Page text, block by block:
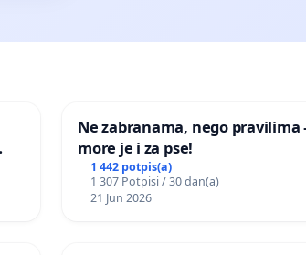
Ne zabranama, nego
more je i za pse!
1 442 potpis(a)
1 307 Potpisi / 30 dan(a)
21 Jun 2026